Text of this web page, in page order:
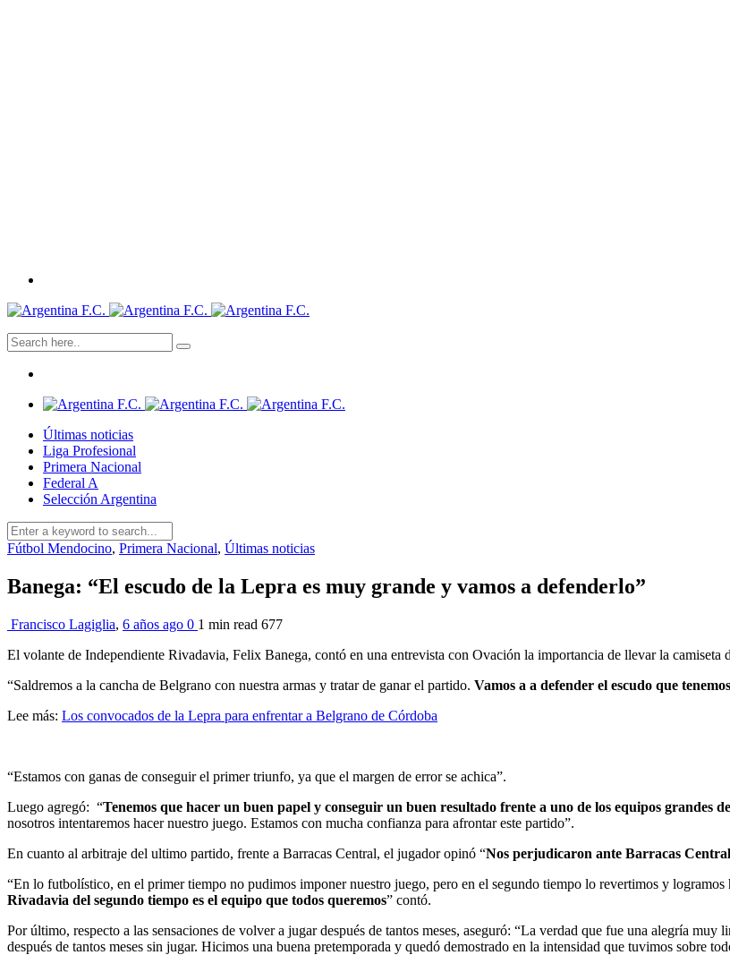
Últimas noticias
Liga Profesional
Primera Nacional
Federal A
Selección Argentina
Fútbol Mendocino, Primera Nacional, Últimas noticias
Banega: “El escudo de la Lepra es muy grande y vamos a defenderlo”
Francisco Lagiglia, 6 años ago 0 1 min read 677
El volante de Independiente Rivadavia, Felix Banega, contó en una entrevista con Ovación la importancia de llevar la camiseta
“Saldremos a la cancha de Belgrano con nuestra armas y tratar de ganar el partido. Vamos a a defender el escudo que
Lee más: Los convocados de la Lepra para enfrentar a Belgrano de Córdoba
“Estamos con ganas de conseguir el primer triunfo, ya que el margen de error se achica”.
Luego agregó: “Tenemos que hacer un buen papel y conseguir un buen resultado frente a uno de los equipos grandes
nosotros intentaremos hacer nuestro juego. Estamos con mucha confianza para afrontar este partido”.
En cuanto al arbitraje del ultimo partido, frente a Barracas Central, el jugador opinó “Nos perjudicaron ante Barracas
“En lo futbolístico, en el primer tiempo no pudimos imponer nuestro juego, pero en el segundo tiempo lo revertimos y logramos
Rivadavia del segundo tiempo es el equipo que todos queremos” contó.
Por último, respecto a las sensaciones de volver a jugar después de tantos meses, aseguró: “La verdad que fue una alegría
después de tantos meses sin jugar. Hicimos una buena pretemporada y quedó demostrado en la intensidad que tuvimos sobre